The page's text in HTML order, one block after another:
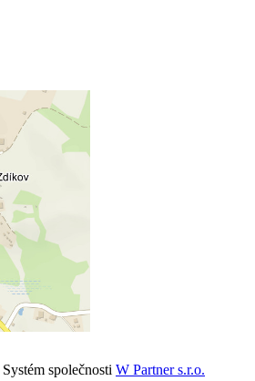
společnosti W Partner s.r.o.